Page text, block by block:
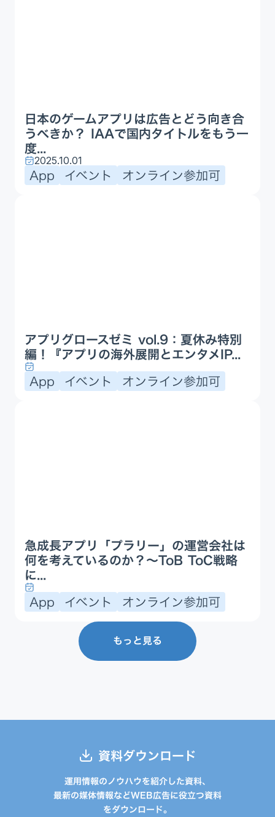
日本のゲームアプリは広告とどう向き合
うべきか？ IAAで国内タイトルをもう一
度...
2025.10.01
App イベント オンライン参加可
アプリグロースゼミ vol.9：夏休み特別
編！『アプリの海外展開とエンタメIP...
App イベント オンライン参加可
急成長アプリ「プラリー」の運営会社は
何を考えているのか？〜ToB ToC戦略
に...
App イベント オンライン参加可
もっと見る
資料ダウンロード
運用情報のノウハウを紹介した資料、
最新の媒体情報などWEB広告に役立つ資料
をダウンロード。